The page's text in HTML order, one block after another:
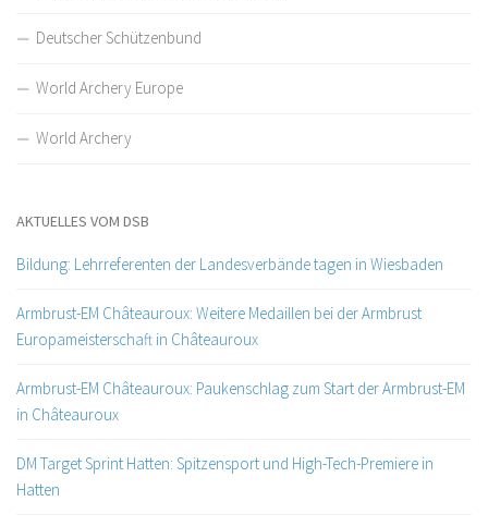
Deutscher Schützenbund
World Archery Europe
World Archery
AKTUELLES VOM DSB
Bildung: Lehrreferenten der Landesverbände tagen in Wiesbaden
Armbrust-EM Châteauroux: Weitere Medaillen bei der Armbrust
Europameisterschaft in Châteauroux
Armbrust-EM Châteauroux: Paukenschlag zum Start der Armbrust-EM
in Châteauroux
DM Target Sprint Hatten: Spitzensport und High-Tech-Premiere in
Hatten